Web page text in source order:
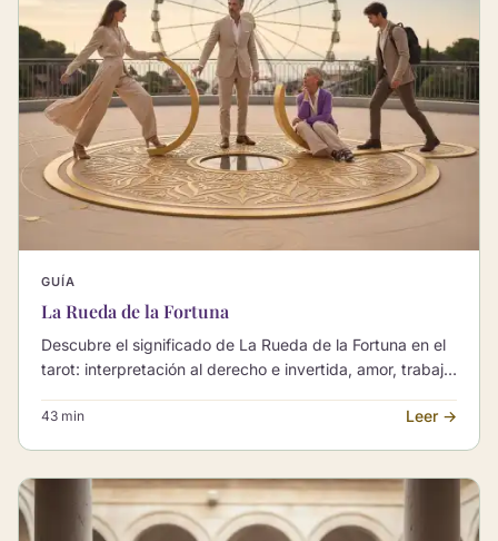
GUÍA
La Rueda de la Fortuna
Descubre el significado de La Rueda de la Fortuna en el
tarot: interpretación al derecho e invertida, amor, trabajo
43 min Leer →